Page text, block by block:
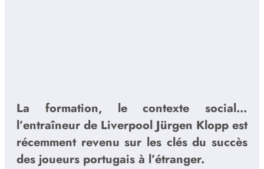
La formation, le contexte social…
l’entraîneur de Liverpool Jürgen Klopp est
récemment revenu sur les clés du succès
des joueurs portugais à l’étranger.